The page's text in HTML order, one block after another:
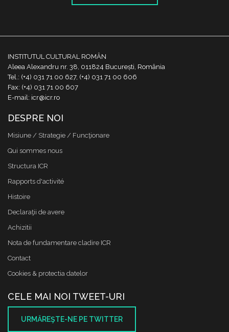
INSTITUTUL CULTURAL ROMÂN
Aleea Alexandru nr. 38, 011824 București, România
Tel.: (+4) 031 71 00 627, (+4) 031 71 00 606
Fax: (+4) 031 71 00 607
E-mail: icr@icr.ro
DESPRE NOI
Misiune / Strategie / Funcţionare
Qui sommes nous
Structura ICR
Rapports d'activité
Histoire
Declaraţii de avere
Achizitii
Nota de fundamentare cladire ICR
Contact
Cookies & protectia datelor
CELE MAI NOI TWEET-URI
URMĂREŞTE-NE PE TWITTER